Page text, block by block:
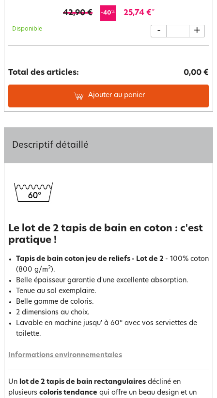
42,90 € -40% 25,74 €*
Disponible - +
Total des articles: 0,00 €
Ajouter au panier
Descriptif détaillé
Le lot de 2 tapis de bain en coton : c'est
pratique !
Tapis de bain coton jeu de reliefs - Lot de 2 - 100% coton
(800 g/m2).
Belle épaisseur garantie d'une excellente absorption.
Tenue au sol exemplaire.
Belle gamme de coloris.
2 dimensions au choix.
Lavable en machine jusqu' à 60° avec vos serviettes de
toilette.
Informations environnementales
Un lot de 2 tapis de bain rectangulaires décliné en
plusieurs coloris tendance qui offre un beau design et un